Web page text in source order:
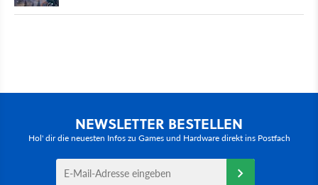
NEWSLETTER BESTELLEN
Hol' dir die neuesten Infos zu Games und Hardware direkt ins Postfach